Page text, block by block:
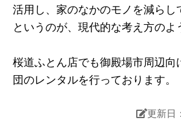
活用し、家のなかのモノを減らし
というのが、現代的な考え方のよ
桜道ふとん店でも御殿場市周辺向
団のレンタルを行っております。
更新日